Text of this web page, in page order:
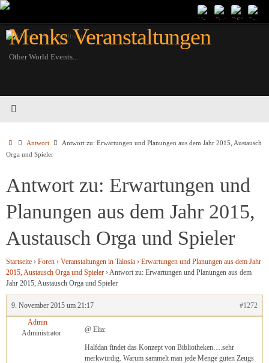
Zum
springen
Menks Veranstaltungen
Other World Events...
Startseite
Antwort
Antwort zu: Erwartungen und Planungen aus dem Jahr 2015, Austausch
Orga und Spieler
Antwort zu: Erwartungen und
Planungen aus dem Jahr 2015,
Austausch Orga und Spieler
Startseite › Foren › Veranstaltungen in Talosia › Erwartungen und Planungen aus dem Jahr
2015, Austausch Orga und Spieler ›Antwort zu: Erwartungen und Planungen aus dem
Jahr 2015, Austausch Orga und Spieler
9. November 2015 um 21:17
#1272
Admin
Administrator
@ Elia:
Halfdan findet das Konzept von Bibliotheken….sehr
merkwürdig. Warum sammelt man jede Menge guten Zeugs